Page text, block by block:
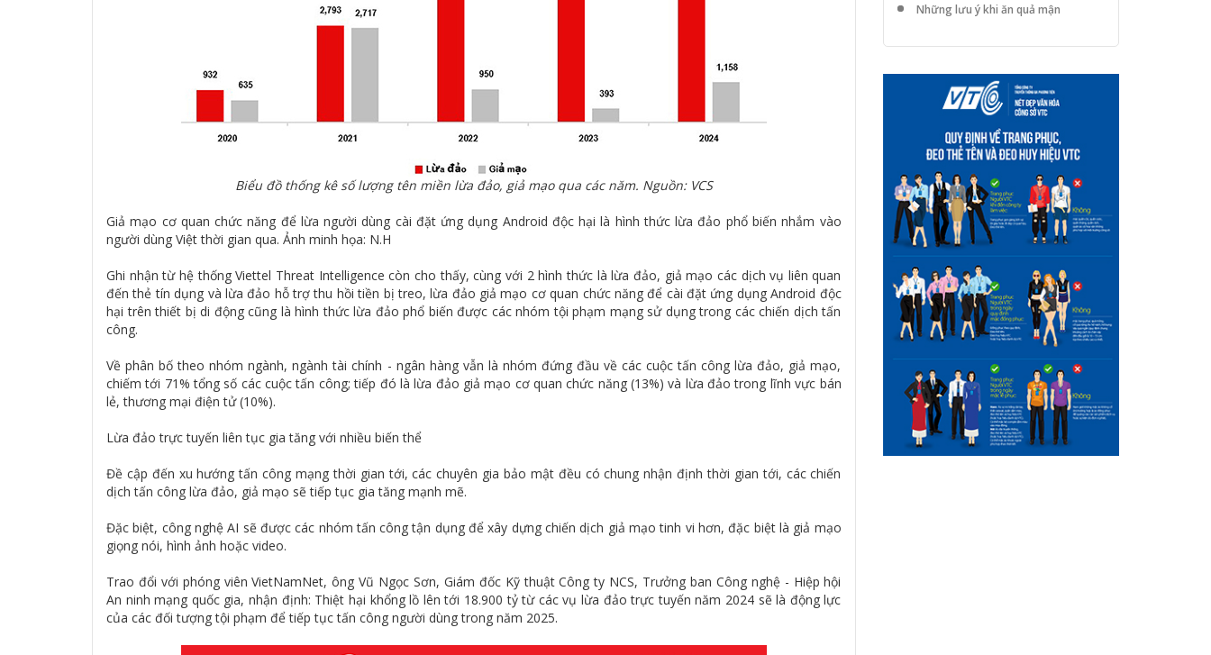
Biểu đồ thống kê số lượng tên miền lừa đảo, giả mạo qua các năm. Nguồn: VCS
Giả mạo cơ quan chức năng để lừa người dùng cài đặt ứng dụng Android độc hại là hình thức lừa đảo phổ biến nhắm vào
người dùng Việt thời gian qua. Ảnh minh họa: N.H
Ghi nhận từ hệ thống Viettel Threat Intelligence còn cho thấy, cùng với 2 hình thức là lừa đảo, giả mạo các dịch vụ liên quan
đến thẻ tín dụng và lừa đảo hỗ trợ thu hồi tiền bị treo, lừa đảo giả mạo cơ quan chức năng để cài đặt ứng dụng Android độc
hại trên thiết bị di động cũng là hình thức lừa đảo phổ biến được các nhóm tội phạm mạng sử dụng trong các chiến dịch tấn
công.
Về phân bố theo nhóm ngành, ngành tài chính - ngân hàng vẫn là nhóm đứng đầu về các cuộc tấn công lừa đảo, giả mạo,
chiếm tới 71% tổng số các cuộc tấn công; tiếp đó là lừa đảo giả mạo cơ quan chức năng (13%) và lừa đảo trong lĩnh vực bán
lẻ, thương mại điện tử (10%).
Lừa đảo trực tuyến liên tục gia tăng với nhiều biến thể
Đề cập đến xu hướng tấn công mạng thời gian tới, các chuyên gia bảo mật đều có chung nhận định thời gian tới, các chiến
dịch tấn công lừa đảo, giả mạo sẽ tiếp tục gia tăng mạnh mẽ.
Đặc biệt, công nghệ AI sẽ được các nhóm tấn công tận dụng để xây dựng chiến dịch giả mạo tinh vi hơn, đặc biệt là giả mạo
giọng nói, hình ảnh hoặc video.
Trao đổi với phóng viên VietNamNet, ông Vũ Ngọc Sơn, Giám đốc Kỹ thuật Công ty NCS, Trưởng ban Công nghệ - Hiệp hội
An ninh mạng quốc gia, nhận định: Thiệt hại khổng lồ lên tới 18.900 tỷ từ các vụ lừa đảo trực tuyến năm 2024 sẽ là động lực
của các đối tượng tội phạm để tiếp tục tấn công người dùng trong năm 2025.
Những lưu ý khi ăn quả mận